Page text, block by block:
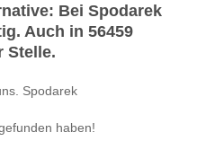
Bei Spodarek
Auch in 56459
Stelle.
Spodarek
haben!